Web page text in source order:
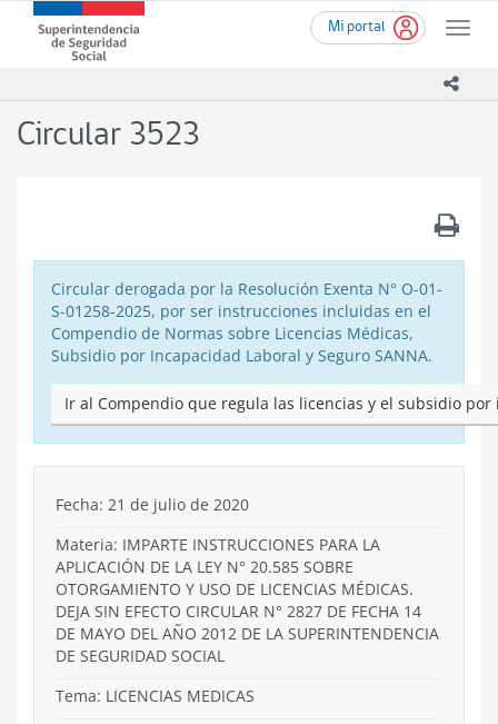
contenido
Mi portal
Toggle
Superintendencia
de
-
Circular 3523
Circular derogada por la Resolución Exenta N° O-01-
S-01258-2025, por ser instrucciones incluidas en el
Compendio de Normas sobre Licencias Médicas,
Subsidio por Incapacidad Laboral y Seguro SANNA.
Ir al Compendio que regula las licencias y el subsidio por
Fecha: 21 de julio de 2020
Materia: IMPARTE INSTRUCCIONES PARA LA
APLICACIÓN DE LA LEY N° 20.585 SOBRE
OTORGAMIENTO Y USO DE LICENCIAS MÉDICAS.
DEJA SIN EFECTO CIRCULAR N° 2827 DE FECHA 14
DE MAYO DEL AÑO 2012 DE LA SUPERINTENDENCIA
DE SEGURIDAD SOCIAL
Tema: LICENCIAS MEDICAS